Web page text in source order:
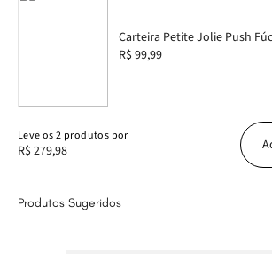
Carteira Petite Jolie Push
Translúcido PJ20167
R$ 99,99
Leveos2 produtos por
R$ 279,98
Produtos Sugeridos